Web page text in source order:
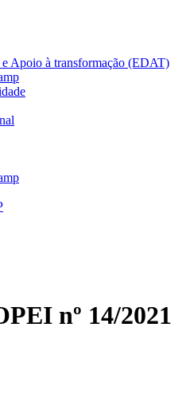
Apoio à transformação (EDAT)
nº 14/2021